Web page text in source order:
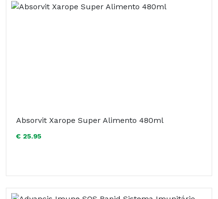
Absorvit Xarope Super Alimento 480ml
€ 25.95